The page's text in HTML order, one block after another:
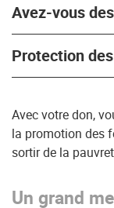
Avez-vous
Protection
Avec votre don,
la promotion des
sortir de la
Un grand